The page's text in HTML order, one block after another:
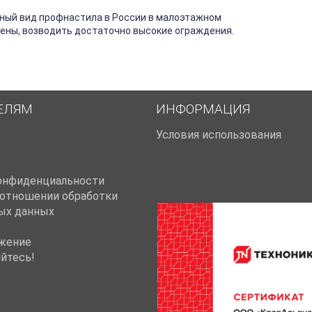
вид профнастила в России в малоэтажном
возводить достаточно высокие ограждения.
обработки
данных
ИНФОРМАЦИЯ
Условия использования